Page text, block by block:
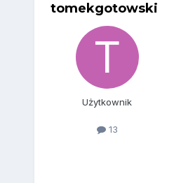
tomekgotowski
Użytkownik
13